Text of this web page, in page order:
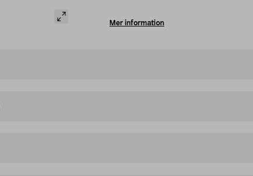
Mer information